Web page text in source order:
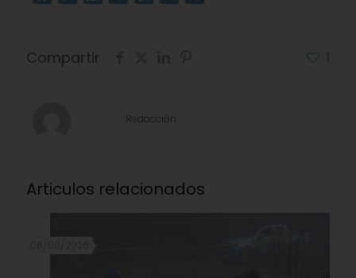
Compartir
Redacción
Articulos relacionados